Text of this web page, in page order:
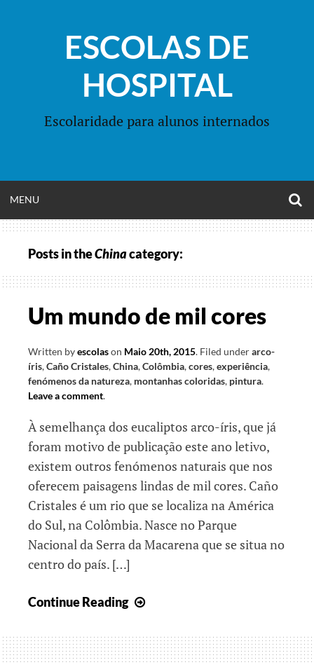
ESCOLAS DE
HOSPITAL
Escolaridade para alunos internados
MENU
MENU
Posts in theChinacategory:
Um mundo de mil cores
Written byescolason Maio 20th, 2015. Filed underarco-
íris,Caño Cristales,China,Colômbia,cores,experiência,
fenómenos da natureza, montanhas coloridas, pintura.
Leave a comment.
À semelhança dos eucaliptos arco-íris, que já
foram motivo de publicação este ano letivo,
existem outros fenómenos naturais que nos
oferecem paisagens lindas de mil cores. Caño
Cristales é um rio que se localiza na América
do Sul, na Colômbia. Nasce no Parque
Nacional da Serra da Macarena que se situa no
centro do país. […]
Continue Reading
de
mil